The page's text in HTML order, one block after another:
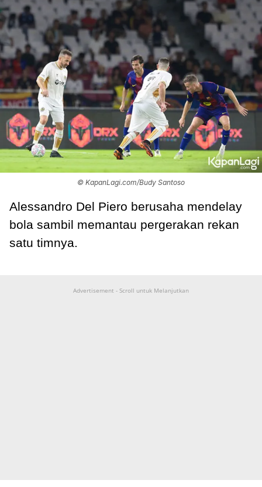
© KapanLagi.com/Budy Santoso
Alessandro Del Piero berusaha mendelay
bola sambil memantau pergerakan rekan
satu timnya.
Advertisement - Scroll untuk Melanjutkan